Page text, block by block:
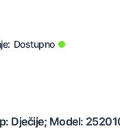
Dostupno
Dječije; Model: